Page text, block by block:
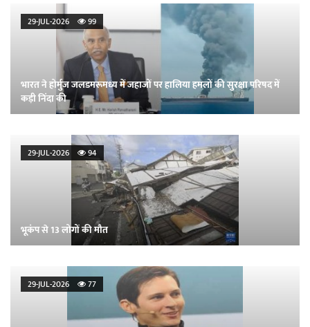
29-JUL-2026 99
भारत ने होर्मुज जलडमरूमध्य में जहाजों पर हालिया हमलों की सुरक्षा परिषद में
कड़ी निंदा की
29-JUL-2026 94
भूकंप से 13 लोगों की मौत
29-JUL-2026 77